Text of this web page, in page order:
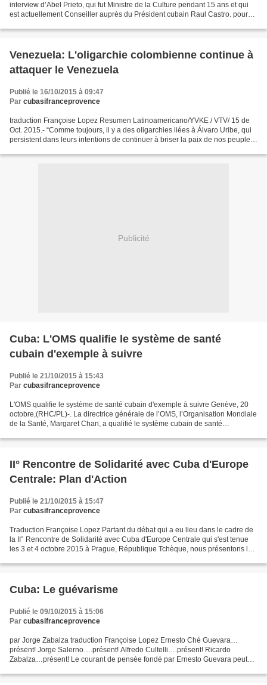
interview d’Abel Prieto, qui fut Ministre de la Culture pendant 15 ans et qui
est actuellement Conseiller auprès du Président cubain Raul Castro. pour
Venezuela: L'oligarchie colombienne continue à
attaquer le Venezuela
Publié le 16/10/2015 à 09:47
Par cubasifranceprovence
traduction Françoise Lopez Resumen Latinoamericano/YVKE / VTV/ 15 de
Oct. 2015.- “Comme toujours, il y a des oligarchies liées à Álvaro Uribe, qui
persistent dans leurs intentions de continuer à briser la paix de nos peuples
Publicité
Cuba: L'OMS qualifie le système de santé
cubain d'exemple à suivre
Publié le 21/10/2015 à 15:43
Par cubasifranceprovence
L'OMS qualifie le système de santé cubain d'exemple à suivre Genève, 20
octobre,(RHC/PL)-. La directrice générale de l’OMS, l’Organisation Mondiale
de la Santé, Margaret Chan, a qualifié le système cubain de santé
II° Rencontre de Solidarité avec Cuba d'Europe
Centrale: Plan d'Action
Publié le 21/10/2015 à 15:47
Par cubasifranceprovence
Traduction Françoise Lopez Partant du débat qui a eu lieu dans le cadre de
la II° Rencontre de Solidarité avec Cuba d'Europe Centrale qui s'est tenue
les 3 et 4 octobre 2015 à Prague, République Tchèque, nous présentons le
Cuba: Le guévarisme
Publié le 09/10/2015 à 15:06
Par cubasifranceprovence
par Jorge Zabalza traduction Françoise Lopez Ernesto Ché Guevara…
présent! Jorge Salerno….présent! Alfredo Cultelli….présent! Ricardo
Zabalza…présent! Le courant de pensée fondé par Ernesto Guevara peut